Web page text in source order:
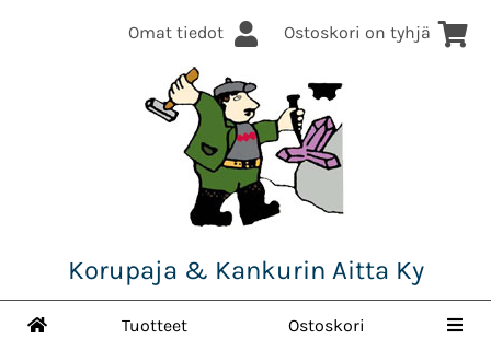
Omat tiedot Ostoskori on tyhjä
Korupaja & Kankurin Aitta Ky
Tuotteet Ostoskori